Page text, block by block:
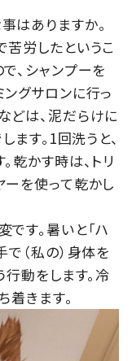
はありますか。
苦労したというこ
、シャンプーを
グサロンに行っ
どは、泥だらけに
ます。1回洗うと、
乾かす時は、トリ
ーを使って乾かし
す。暑いと「ハ
で（私の）身体を
行動をします。冷
着きます。